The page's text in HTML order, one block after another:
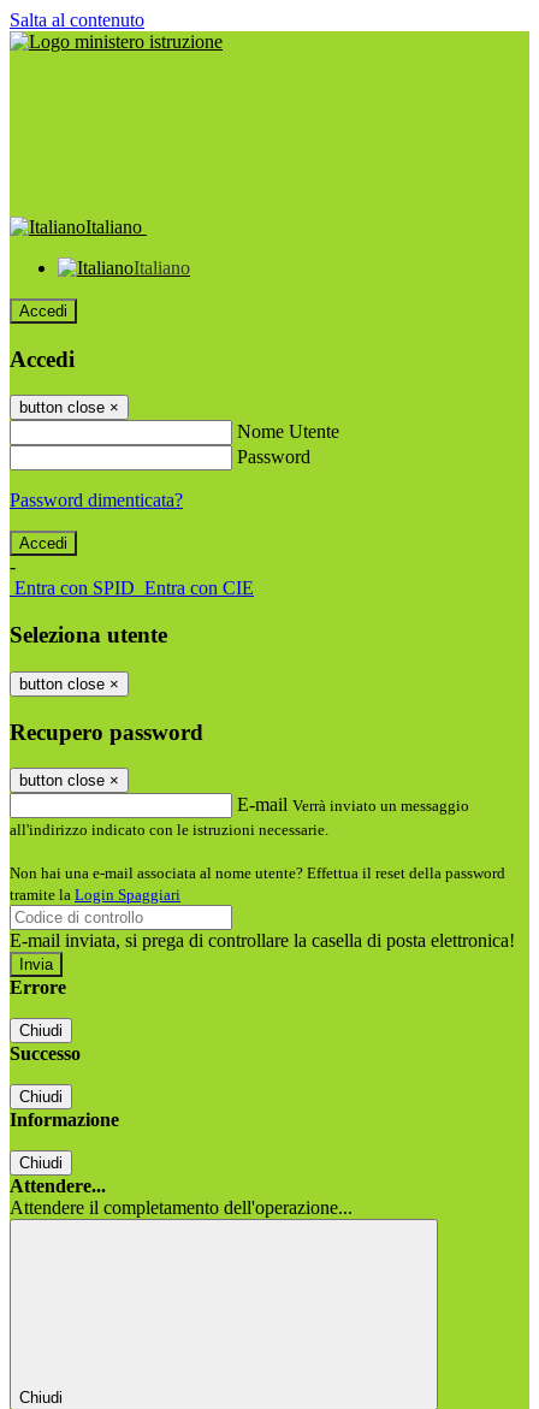
Salta al contenuto
Italiano
Italiano
Accedi
Accedi
button close ×
Nome Utente
Password
Password dimenticata?
-
Entra con SPID Entra con CIE
Seleziona utente
button close ×
Recupero password
button close ×
E-mail Verrà inviato un messaggio
all'indirizzo indicato con le istruzioni necessarie.
Non hai una e-mail associata al nome utente? Effettua il reset della password
tramite la Login Spaggiari
E-mail inviata, si prega di controllare la casella di posta elettronica!
Errore
Chiudi
Successo
Chiudi
Informazione
Chiudi
Attendere...
Attendere il completamento dell'operazione...
Chiudi